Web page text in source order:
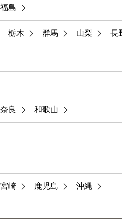
福島
栃木 群馬 山梨 長
奈良 和歌山
宮崎 鹿児島 沖縄